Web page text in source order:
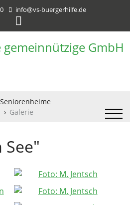
info@vs-buergerhilfe.de
Seniorenheime
Galerie
See"